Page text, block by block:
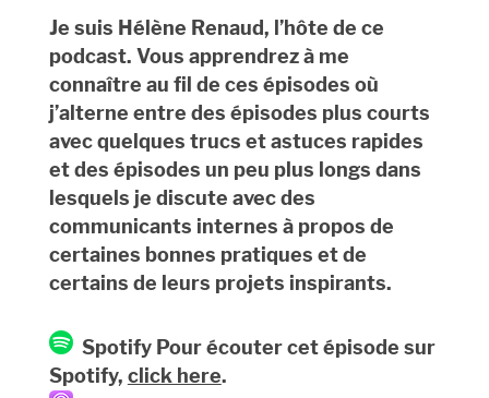
Je suis Hélène Renaud, l’hôte de ce
podcast. Vous apprendrez à me
connaître au fil de ces épisodes où
j’alterne entre des épisodes plus courts
avec quelques trucs et astuces rapides
et des épisodes un peu plus longs dans
lesquels je discute avec des
communicants internes à propos de
certaines bonnes pratiques et de
certains de leurs projets inspirants.
Spotify Pour écouter cet épisode sur
Spotify, click here.